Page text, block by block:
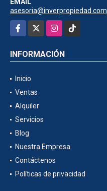
EMAIL
asesoria@inverpropiedad.com
Facebook
InstagramTikTok
INFORMACIÓN
Inicio
Ventas
Alquiler
Servicios
Blog
Nuestra Empresa
Contáctenos
Políticas de privacidad